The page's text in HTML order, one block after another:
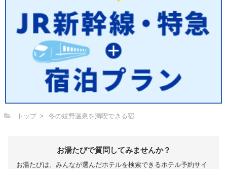
トップ 冬の嬉野温泉を満喫できる宿
お湯たびで質問してみませんか？
お湯たびは、みんなが選んだホテルを検索できるホテル予約サイ